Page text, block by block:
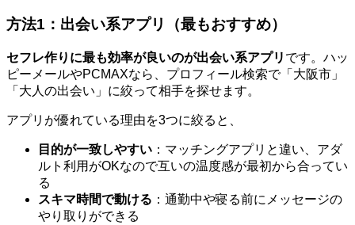
方法1：出会い系アプリ（最もおすすめ）
セフレ作りに最も効率が良いのが出会い系アプリ です。ハッ
ピーメールやPCMAXなら、プロフィール検索で「大阪市」
「大人の出会い」に絞って相手を探せます。
アプリが優れている理由を3つに絞ると、
目的が一致しやすい ：マッチングアプリと違い、アダ
ルト利用がOKなので互いの温度感が最初から合ってい
る
スキマ時間で動ける ：通勤中や寝る前にメッセージの
やり取りができる